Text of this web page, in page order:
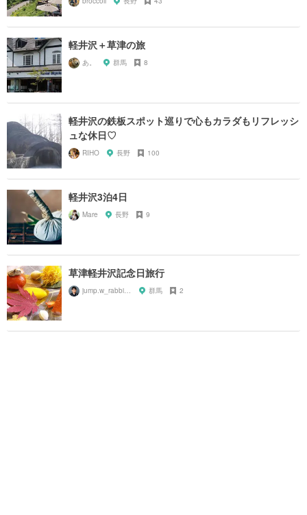
軽井沢＋草津の旅
あ。 群馬 8
軽井沢の鉄板スポット巡りで心もカラダもリフレッシ
ュな休日♡
RIHO 長野 100
軽井沢3泊4日
Mare 長野 9
草津軽井沢記念日旅行
jump.w_rabbitkun 群馬 2